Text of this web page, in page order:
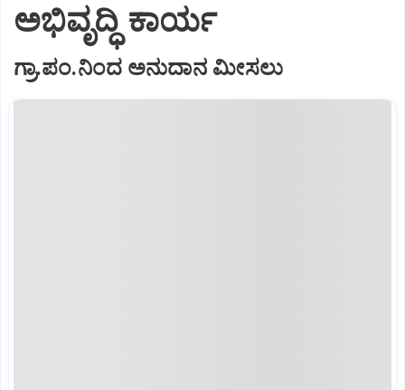
ಅಭಿವೃದ್ಧಿ ಕಾರ್ಯ
ಗ್ರಾ.ಪಂ.ನಿಂದ ಅನುದಾನ ಮೀಸಲು